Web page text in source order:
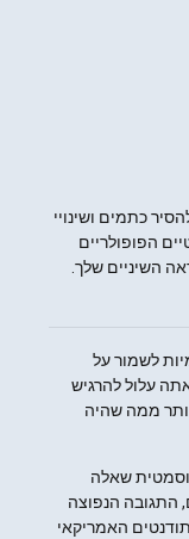
כתמים ושינויי
הפופולריים
השיניים שלך.
לשמור על
עלול להרגיש
ממה שהיה
שאלה
התגובה הנפוצה
האמריקאי